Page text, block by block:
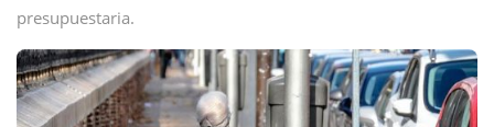
presupuestaria.